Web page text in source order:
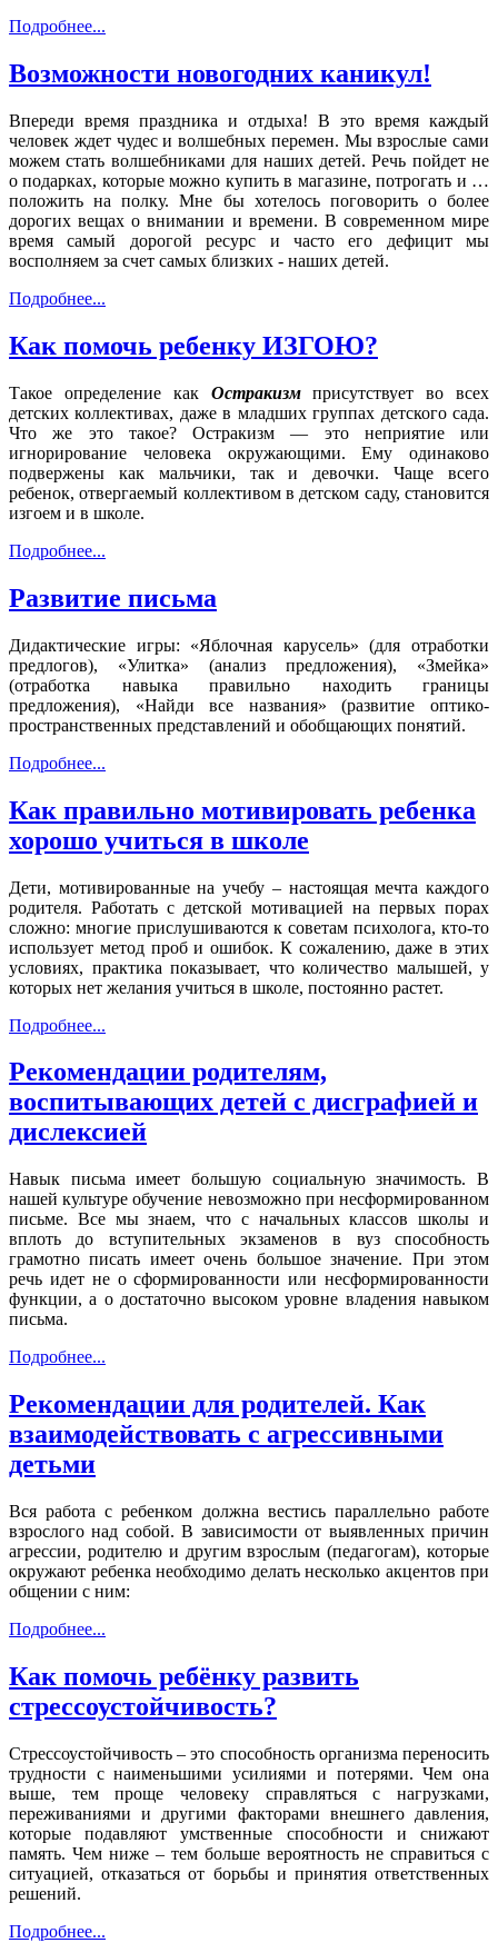
Подробнее...
Возможности новогодних каникул!
Впереди время праздника и отдыха! В это время каждый
человек ждет чудес и волшебных перемен. Мы взрослые сами
можем стать волшебниками для наших детей. Речь пойдет не
о подарках, которые можно купить в магазине, потрогать и …
положить на полку. Мне бы хотелось поговорить о более
дорогих вещах о внимании и времени. В современном мире
время самый дорогой ресурс и часто его дефицит мы
восполняем за счет самых близких - наших детей.
Подробнее...
Как помочь ребенку ИЗГОЮ?
Такое определение как Остракизмприсутствует во всех
детских коллективах, даже в младших группах детского сада.
Что же это такое? Остракизм — это неприятие или
игнорирование человека окружающими. Ему одинаково
подвержены как мальчики, так и девочки. Чаще всего
ребенок, отвергаемый коллективом в детском саду, становится
изгоем и в школе.
Подробнее...
Развитие письма
Дидактические игры: «Яблочная карусель» (для отработки
предлогов), «Улитка» (анализ предложения), «Змейка»
(отработка навыка правильно находить границы
предложения), «Найди все названия» (развитие оптико-
пространственных представлений и обобщающих понятий.
Подробнее...
Как правильно мотивировать ребенка
хорошо учиться в школе
Дети, мотивированные на учебу – настоящая мечта каждого
родителя. Работать с детской мотивацией на первых порах
сложно: многие прислушиваются к советам психолога, кто-то
использует метод проб и ошибок. К сожалению, даже в этих
условиях, практика показывает, что количество малышей, у
которых нет желания учиться в школе, постоянно растет.
Подробнее...
Рекомендации родителям,
воспитывающих детей с дисграфией и
дислексией
Навык письма имеет большую социальную значимость. В
нашей культуре обучение невозможно при несформированном
письме. Все мы знаем, что с начальных классов школы и
вплоть до вступительных экзаменов в вуз способность
грамотно писать имеет очень большое значение. При этом
речь идет не о сформированности или несформированности
функции, а о достаточно высоком уровне владения навыком
письма.
Подробнее...
Рекомендации для родителей. Как
взаимодействовать с агрессивными
детьми
Вся работа с ребенком должна вестись параллельно работе
взрослого над собой. В зависимости от выявленных причин
агрессии, родителю и другим взрослым (педагогам), которые
окружают ребенка необходимо делать несколько акцентов при
общении с ним:
Подробнее...
Как помочь ребёнку развить
стрессоустойчивость?
Стрессоустойчивость – это способность организма переносить
трудности с наименьшими усилиями и потерями. Чем она
выше, тем проще человеку справляться с нагрузками,
переживаниями и другими факторами внешнего давления,
которые подавляют умственные способности и снижают
память. Чем ниже – тем больше вероятность не справиться с
ситуацией, отказаться от борьбы и принятия ответственных
решений.
Подробнее...